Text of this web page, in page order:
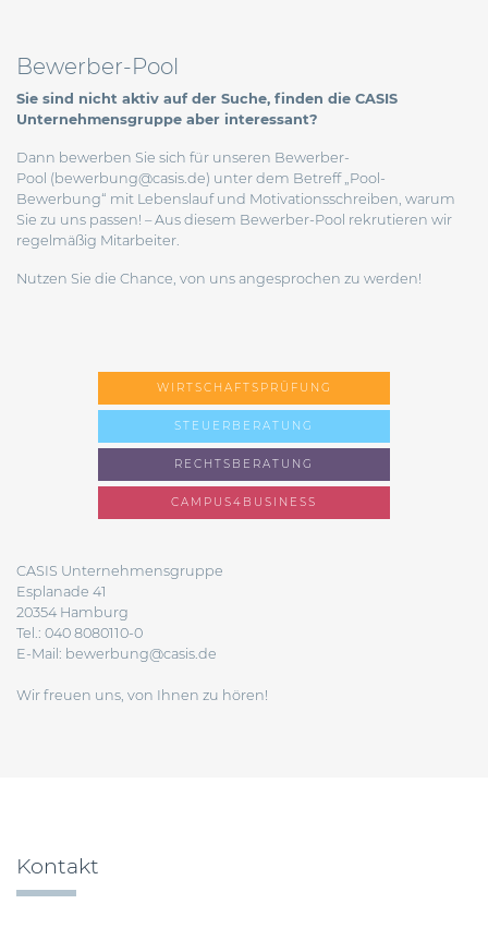
Bewerber-Pool
Sie sind nicht aktiv auf der Suche, finden die CASIS
Unternehmensgruppe aber interessant?
Dann bewerben Sie sich für unseren Bewerber-
Pool (bewerbung@casis.de) unter dem Betreff „Pool-
Bewerbung“ mit Lebenslauf und Motivationsschreiben, warum
Sie zu uns passen! – Aus diesem Bewerber-Pool rekrutieren wir
regelmäßig Mitarbeiter.
Nutzen Sie die Chance, von uns angesprochen zu werden!
WIRTSCHAFTSPRÜFUNG
STEUERBERATUNG
RECHTSBERATUNG
CAMPUS4BUSINESS
CASIS Unternehmensgruppe
Esplanade 41
20354 Hamburg
Tel.: 040 8080110-0
E-Mail: bewerbung@casis.de
Wir freuen uns, von Ihnen zu hören!
Kontakt